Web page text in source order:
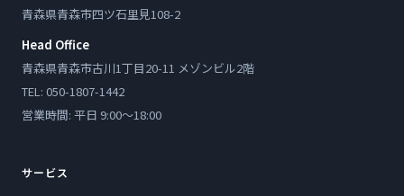
青森県青森市四ツ石里見108-2
Head Office
青森県青森市古川1丁目20-11 メゾンビル2階
TEL: 050-1807-1442
営業時間: 平日 9:00〜18:00
サービス